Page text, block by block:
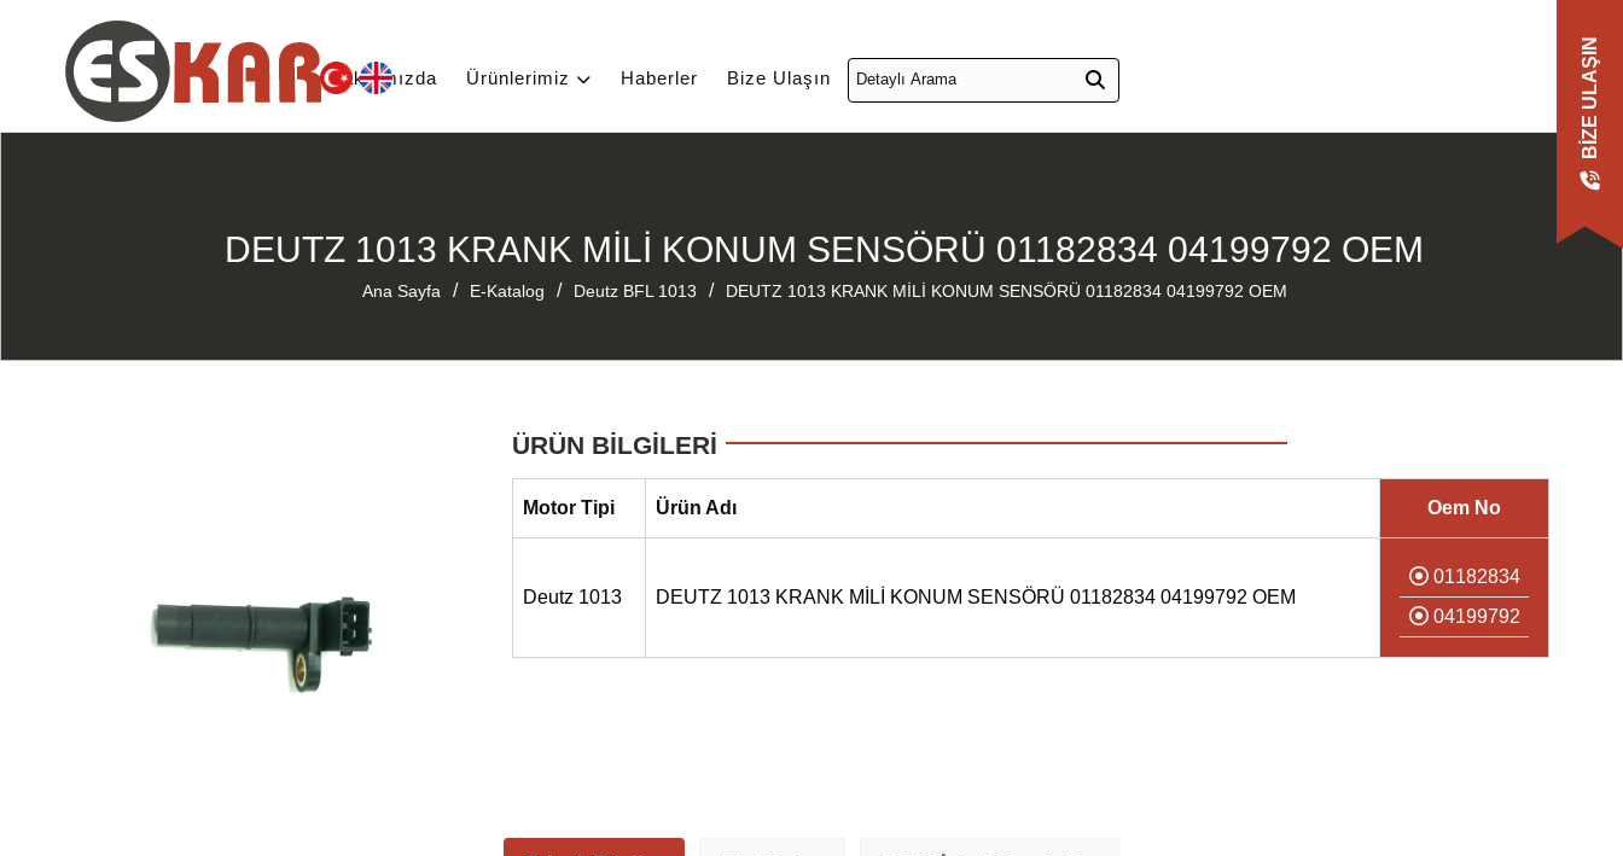
Hakkımızda Ürünlerimiz Haberler Bize Ulaşın BIZE ULAŞIN
DEUTZ 1013 KRANK MİLİ KONUM SENSÖRÜ 01182834 04199792 OEM
Ana Sayfa / E-Katalog / Deutz BFL 1013 / DEUTZ 1013 KRANK MİLİ KONUM SENSÖRÜ 01182834 04199792 OEM
ÜRÜN BİLGİLERİ
Motor Tipi Ürün Adı Oem No
Deutz 1013 DEUTZ 1013 KRANK MİLİ KONUM SENSÖRÜ 01182834 04199792 OEM
01182834
04199792